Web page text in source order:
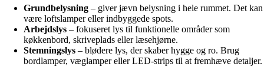
Grundbelysning – giver jævn belysning i hele rummet. Det kan
være loftslamper eller indbyggede spots.
Arbejdslys – fokuseret lys til funktionelle områder som
køkkenbord, skriveplads eller læsehjørne.
Stemningslys – blødere lys, der skaber hygge og ro. Brug
bordlamper, væglamper eller LED-strips til at fremhæve detaljer.